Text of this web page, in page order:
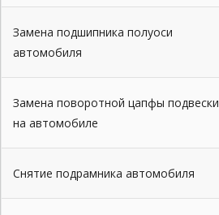
Замена подшипника полуоси
автомобиля
Замена поворотной цапфы подвески
на автомобиле
Снятие подрамника автомобиля